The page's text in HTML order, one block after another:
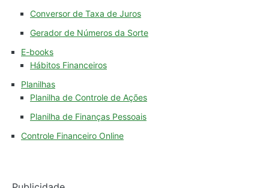
Conversor de Taxa de Juros
Gerador de Números da Sorte
E-books
Hábitos Financeiros
Planilhas
Planilha de Controle de Ações
Planilha de Finanças Pessoais
Controle Financeiro Online